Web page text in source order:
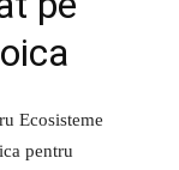
Ecosisteme
pentru